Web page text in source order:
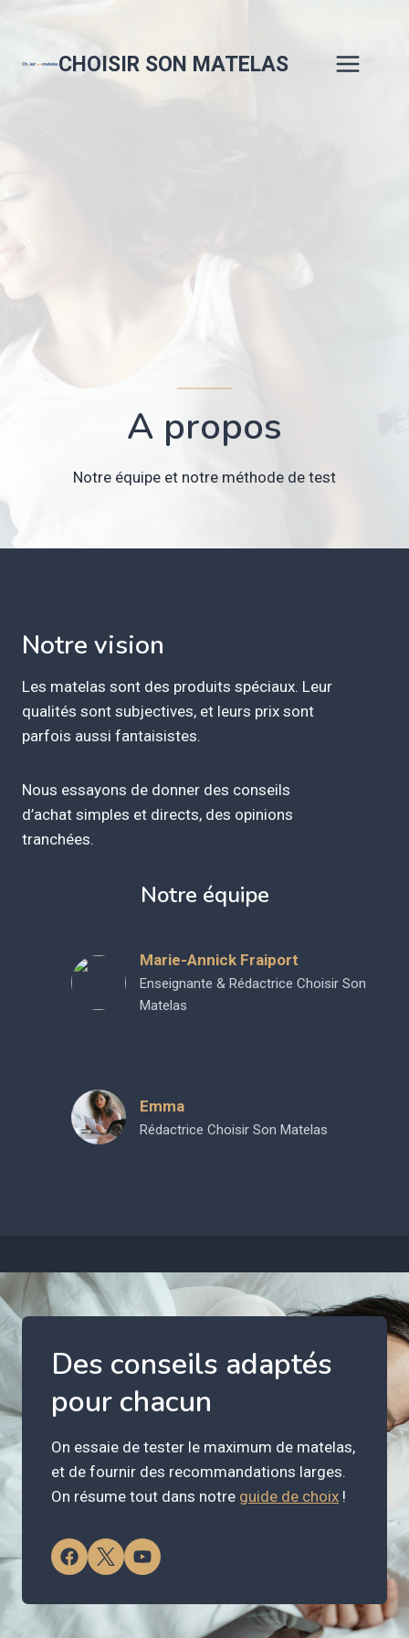
contenu CHOISIR SON MATELAS
A propos
Notre équipe et notre méthode de test
Notre vision
Les matelas sont des produits spéciaux. Leur
qualités sont subjectives, et leurs prix sont
parfois aussi fantaisistes.
Nous essayons de donner des conseils
d’achat simples et directs, des opinions
tranchées.
Notre équipe
Marie-Annick Fraiport
Enseignante & Rédactrice Choisir Son
Matelas
Emma
Rédactrice Choisir Son Matelas
Des conseils adaptés
pour chacun
On essaie de tester le maximum de matelas,
et de fournir des recommandations larges.
On résume tout dans notre guide de choix !